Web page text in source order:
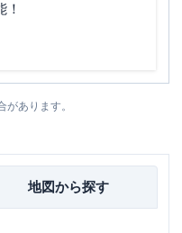
あります。
地図から探す